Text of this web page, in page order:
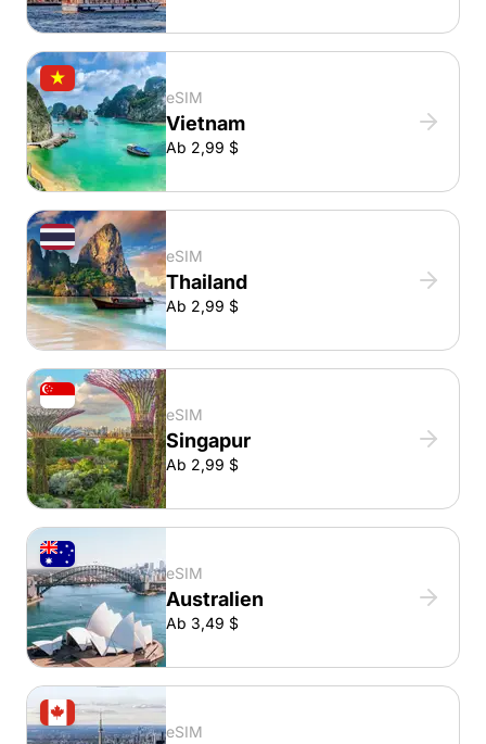
eSIM
Vietnam
Ab 2,99 $
eSIM
Thailand
Ab 2,99 $
eSIM
Singapur
Ab 2,99 $
eSIM
Australien
Ab 3,49 $
eSIM